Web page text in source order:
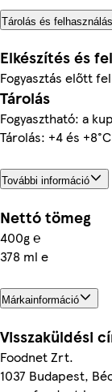
Tárolás és felhasználás
Elkészítés és
Fogyasztás előtt
Tárolás
Fogyasztható: a
Tárolás: +4 és
További információ
Nettó tömeg
400g ℮
378 ml e
Márkainformáció
Visszaküldési
Foodnet Zrt.
1037 Budapest,